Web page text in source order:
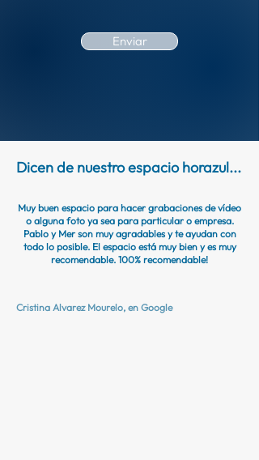
Enviar
Dicen de nuestro espacio horazul...
Muy buen espacio para hacer grabaciones de vídeo
o alguna foto ya sea para particular o empresa.
Pablo y Mer son muy agradables y te ayudan con
todo lo posible. El espacio está muy bien y es muy
recomendable. 100% recomendable!
Cristina Alvarez Mourelo, en Google